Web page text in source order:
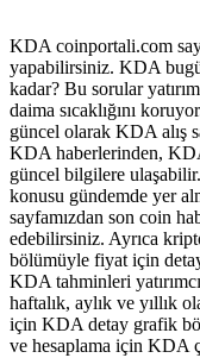
KDA coinportali.com
yapabilirsiniz. KDA
kadar? Bu sorular
daima sıcaklığını
güncel olarak KDA alış
KDA haberlerinden,
güncel bilgilere
konusu gündemde yer
sayfamızdan son coin
edebilirsiniz. Ayrıca
bölümüyle fiyat için
KDA tahminleri
haftalık, aylık ve yıllık
için KDA detay grafik
ve hesaplama için KDA